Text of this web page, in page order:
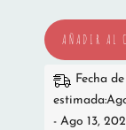
AÑADIR AL
Fecha
- Ago 13,